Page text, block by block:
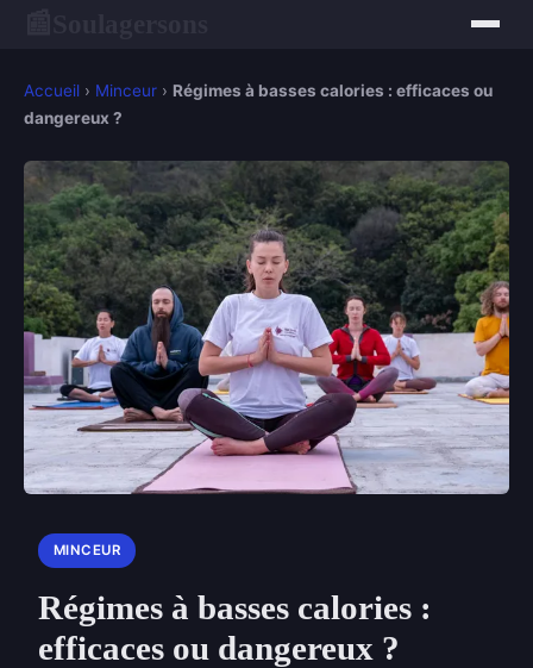
Accueil › Minceur › Régimes à basses calories : efficaces ou
dangereux ?
MINCEUR
Régimes à basses calories :
efficaces ou dangereux ?